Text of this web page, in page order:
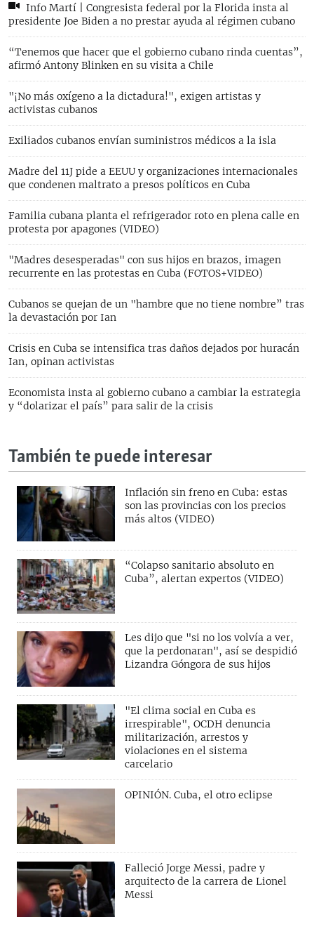
Info Martí | Congresista federal por la Florida insta al
presidente Joe Biden a no prestar ayuda al régimen cubano
“Tenemos que hacer que el gobierno cubano rinda cuentas”,
afirmó Antony Blinken en su visita a Chile
"¡No más oxígeno a la dictadura!", exigen artistas y
activistas cubanos
Exiliados cubanos envían suministros médicos a la isla
Madre del 11J pide a EEUU y organizaciones internacionales
que condenen maltrato a presos políticos en Cuba
Familia cubana planta el refrigerador roto en plena calle en
protesta por apagones (VIDEO)
"Madres desesperadas" con sus hijos en brazos, imagen
recurrente en las protestas en Cuba (FOTOS+VIDEO)
Cubanos se quejan de un "hambre que no tiene nombre” tras
la devastación por Ian
Crisis en Cuba se intensifica tras daños dejados por huracán
Ian, opinan activistas
Economista insta al gobierno cubano a cambiar la estrategia
y “dolarizar el país” para salir de la crisis
También te puede interesar
Inflación sin freno en Cuba: estas
son las provincias con los precios
más altos (VIDEO)
“Colapso sanitario absoluto en
Cuba”, alertan expertos (VIDEO)
Les dijo que "si no los volvía a ver,
que la perdonaran", así se despidió
Lizandra Góngora de sus hijos
"El clima social en Cuba es
irrespirable", OCDH denuncia
militarización, arrestos y
violaciones en el sistema
carcelario
OPINIÓN. Cuba, el otro eclipse
Falleció Jorge Messi, padre y
arquitecto de la carrera de Lionel
Messi